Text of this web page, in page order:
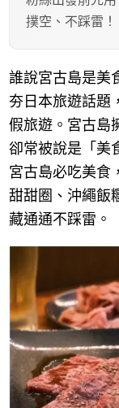
撲空、不踩雷！
誰說宮古島是美
夯日本旅遊話題
假旅遊。宮古島
卻常被說是「美
宮古島必吃美食
甜甜圈、沖繩飯
藏通通不踩雷。